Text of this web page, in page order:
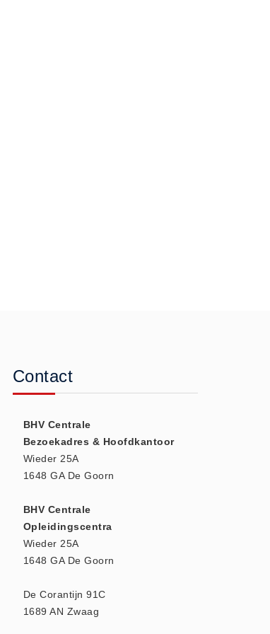
Contact
BHV Centrale
Bezoekadres & Hoofdkantoor
Wieder 25A
1648 GA De Goorn
BHV Centrale
Opleidingscentra
Wieder 25A
1648 GA De Goorn
De Corantijn 91C
1689 AN Zwaag